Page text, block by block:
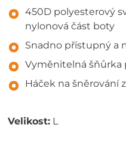
450D polyesterový
nylonová část boty
Snadno přístupný a
Vyměnitelná šňůrka
Háček na šněrování
Velikost: L